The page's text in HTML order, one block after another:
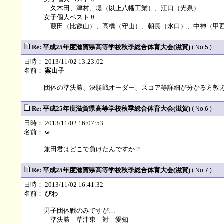
久木田、津村、堤（以上八幡工業）、江口（光泉）
女子個人ベスト８
葭田（比叡山）、高橋（守山）、朝長（水口）、中神（甲西
Re: 平成25年度滋賀県高等学校秋季総合体育大会(滋賀) ( No.5 )
日時： 2013/11/02 13:23:02
名前： 案山子
団体の準決勝、決勝戦オーダー、スコア等詳細が分かる方教
Re: 平成25年度滋賀県高等学校秋季総合体育大会(滋賀) ( No.6 )
日時： 2013/11/02 16:07:53
名前： w
兼田君はどこで負けたんですか？
Re: 平成25年度滋賀県高等学校秋季総合体育大会(滋賀) ( No.7 )
日時： 2013/11/02 16:41:32
名前： びわ
男子団体戦のみですが…
準決勝 草津東 対 愛知